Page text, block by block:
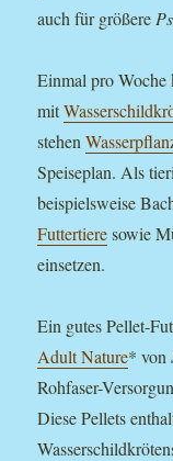
auch für größere
Einmal pro Woche
mit
stehen
Speiseplan. Als
beispielsweise
Futtertieresowie
einsetzen.
Ein gutes Pellet-
Adult Nature* von
Rohfaser-
Diese Pellets